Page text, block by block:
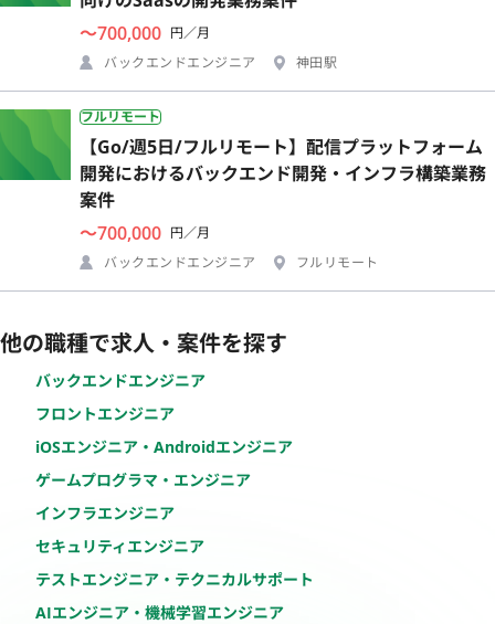
〜700,000 円／月
バックエンドエンジニア
神田駅
フルリモート
【Go/週5日/フルリモート】配信プラットフォーム
開発におけるバックエンド開発・インフラ構築業務
案件
〜700,000 円／月
バックエンドエンジニア
フルリモート
他の職種で求人・案件を探す
バックエンドエンジニア
フロントエンジニア
iOSエンジニア・Androidエンジニア
ゲームプログラマ・エンジニア
インフラエンジニア
セキュリティエンジニア
テストエンジニア・テクニカルサポート
AIエンジニア・機械学習エンジニア